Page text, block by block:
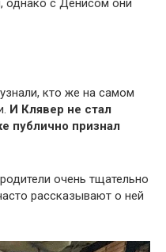
однако с Денисом они
кто же на самом
И Клявер не стал
публично признал
очень тщательно
рассказывают о ней